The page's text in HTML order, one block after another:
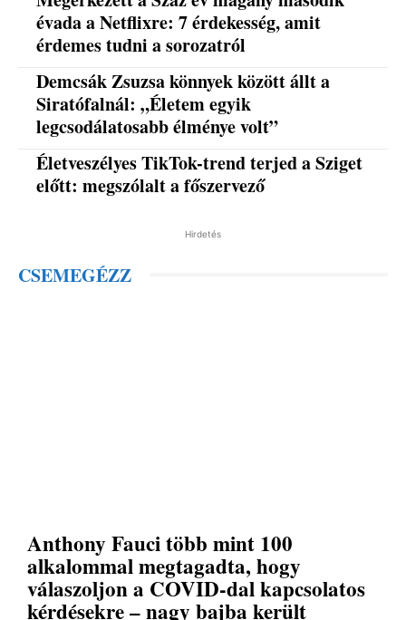
évada a Netflixre: 7 érdekesség, amit
érdemes tudni a sorozatról
Demcsák Zsuzsa könnyek között állt a
Siratófalnál: „Életem egyik
legcsodálatosabb élménye volt”
Életveszélyes TikTok-trend terjed a Sziget
előtt: megszólalt a főszervező
Hirdetés
CSEMEGÉZZ
Anthony Fauci több mint 100
alkalommal megtagadta, hogy
válaszoljon a COVID-dal kapcsolatos
kérdésekre – nagy bajba került